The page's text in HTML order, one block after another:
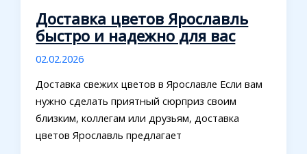
Доставка цветов Ярославль
быстро и надежно для вас
02.02.2026
Доставка свежих цветов в Ярославле Если вам
нужно сделать приятный сюрприз своим
близким, коллегам или друзьям, доставка
цветов Ярославль предлагает